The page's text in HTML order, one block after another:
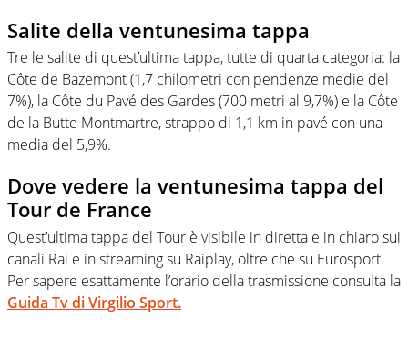
Salite della ventunesima tappa
Tre le salite di quest’ultima tappa, tutte di quarta categoria: la
Côte de Bazemont (1,7 chilometri con pendenze medie del
7%), la Côte du Pavé des Gardes (700 metri al 9,7%) e la Côte
de la Butte Montmartre, strappo di 1,1 km in pavé con una
media del 5,9%.
Dove vedere la ventunesima tappa del
Tour de France
Quest’ultima tappa del Tour è visibile in diretta e in chiaro sui
canali Rai e in streaming su Raiplay, oltre che su Eurosport.
Per sapere esattamente l’orario della trasmissione consulta la
Guida Tv di Virgilio Sport.